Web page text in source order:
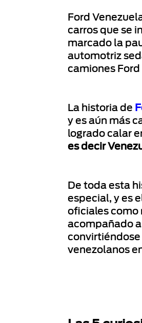
Ford
carros que se
marcado la
automotriz
camiones Ford
La historia de
y es aún más
logrado calar
es decir
De toda esta
especial, y es
oficiales como
acompañado
convirtiéndose
venezolanos